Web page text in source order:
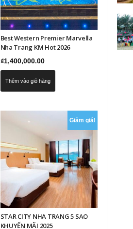
Best Western Premier Marvella
Nha Trang KM Hot 2026
₫1,400,000.00
Thêm vào giỏ hàng
Giảm giá!
STAR CITY NHA TRANG 5 SAO
KHUYẾN MÃI 2025